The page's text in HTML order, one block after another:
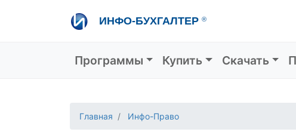
ИНФО-БУХГАЛТЕР ®
Основная навигация
Программы Купить Скачать
Главная Инфо-Право